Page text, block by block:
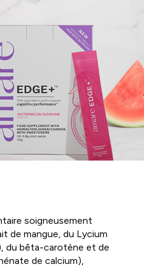
soigneusement
de mangue, du Lycium
du bêta-carotène et de
de calcium),